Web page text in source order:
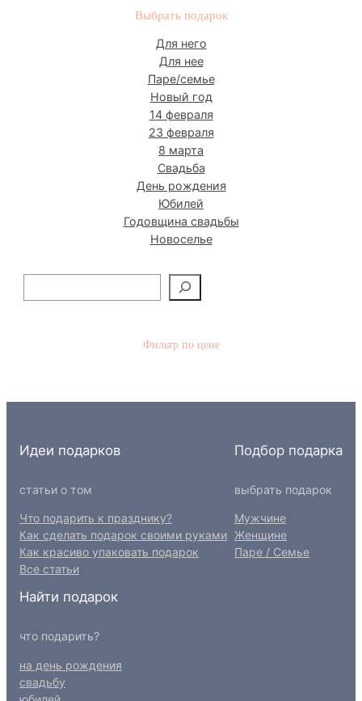
Выбрать подарок
Для него
Для нее
Паре/семье
Новый год
14 февраля
23 февраля
8 марта
Свадьба
День рождения
Юбилей
Годовщина свадьбы
Новоселье
о
Фильтр по цене
Идеи подарков
статьи о том
Что подарить к празднику?
Как сделать подарок своими руками
Как красиво упаковать подарок
Все статьи
Подбор подарка
выбрать подарок
Мужчине
Женщине
Паре / Семье
Найти подарок
что подарить?
на день рождения
свадьбу